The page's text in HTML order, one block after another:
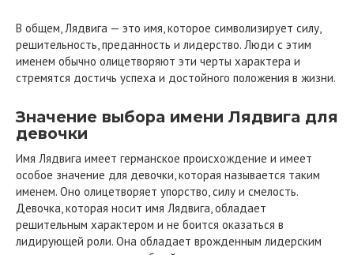
В общем, Лядвига — это имя, которое символизирует силу,
решительность, преданность и лидерство. Люди с этим
именем обычно олицетворяют эти черты характера и
стремятся достичь успеха и достойного положения в жизни.
Значение выбора имени Лядвига для
девочки
Имя Лядвига имеет германское происхождение и имеет
особое значение для девочки, которая называется таким
именем. Оно олицетворяет упорство, силу и смелость.
Девочка, которая носит имя Лядвига, обладает
решительным характером и не боится оказаться в
лидирующей роли. Она обладает врожденным лидерским